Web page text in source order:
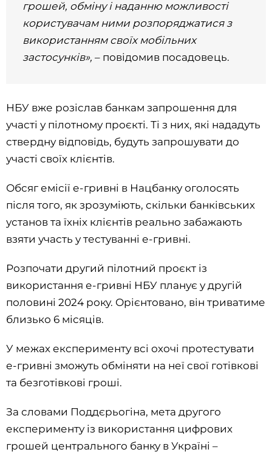
грошей, обміну і наданню можливості
користувачам ними розпоряджатися з
використанням своїх мобільних
застосунків», – повідомив посадовець.
НБУ вже розіслав банкам запрошення для
участі у пілотному проєкті. Ті з них, які нададуть
ствердну відповідь, будуть запрошувати до
участі своїх клієнтів.
Обсяг емісії е-гривні в Нацбанку оголосять
після того, як зрозуміють, скільки банківських
установ та їхніх клієнтів реально забажають
взяти участь у тестуванні е-гривні.
Розпочати другий пілотний проєкт із
використання е-гривні НБУ планує у другій
половині 2024 року. Орієнтовано, він триватиме
близько 6 місяців.
У межах експерименту всі охочі протестувати
е-гривні зможуть обміняти на неї свої готівкові
та безготівкові гроші.
За словами Поддєрьогіна, мета другого
експерименту із використання цифрових
грошей центрального банку в Україні –